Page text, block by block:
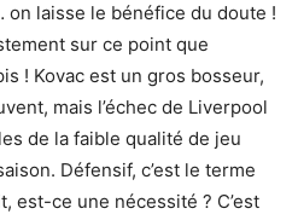
laisse le bénéfice du doute !
sur ce point que
! Kovac est un gros bosseur,
mais l’échec de Liverpool
de la faible qualité de jeu
Défensif, c’est le terme
est-ce une nécessité ? C’est